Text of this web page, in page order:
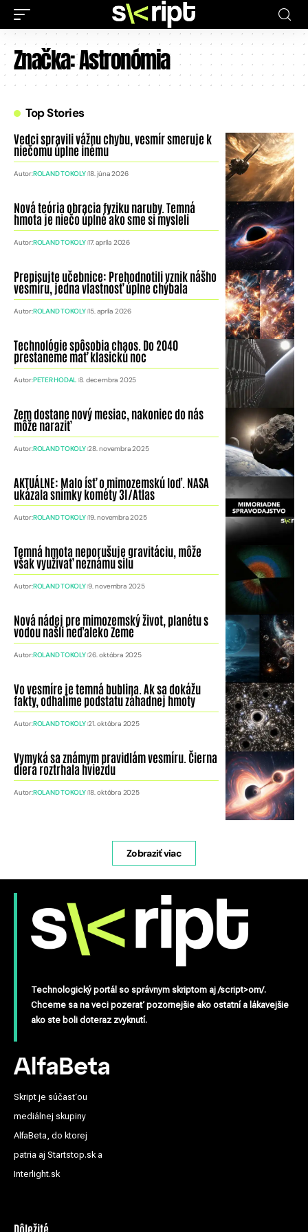
Značka:Astronómia
Top Stories
Vedci spravili vážnu chybu, vesmír smeruje k
niečomu úplne inému
Autor:ROLAND TOKOLY 18. júna 2026
Nová teória obracia fyziku naruby. Temná
hmota je niečo úplné ako sme si mysleli
Autor:ROLAND TOKOLY 17. apríla 2026
Prepisujte učebnice: Prehodnotili vznik nášho
vesmíru, jedna vlastnosť úplne chýbala
Autor:ROLAND TOKOLY 15. apríla 2026
Technológie spôsobia chaos. Do 2040
prestaneme mať klasickú noc
Autor:PETER HODAL 8. decembra 2025
Zem dostane nový mesiac, nakoniec do nás
môže naraziť
Autor:ROLAND TOKOLY 28. novembra 2025
AKTUÁLNE: Malo ísť o mimozemskú loď. NASA
ukázala snímky kométy 3I/Atlas
Autor:ROLAND TOKOLY 19. novembra 2025
Temná hmota neporušuje gravitáciu, môže
však využívať neznámu silu
Autor:ROLAND TOKOLY 9. novembra 2025
Nová nádej pre mimozemský život, planétu s
vodou našli neďaleko Zeme
Autor:ROLAND TOKOLY 26. októbra 2025
Vo vesmíre je temná bublina. Ak sa dokážu
fakty, odhalíme podstatu záhadnej hmoty
Autor:ROLAND TOKOLY 21. októbra 2025
Vymyká sa známym pravidlám vesmíru. Čierna
diera roztrhala hviezdu
Autor:ROLAND TOKOLY 18. októbra 2025
Zobraziť viac
Technologický portál so správnym skriptom aj /script>om/.
Chceme sa na veci pozerať pozornejšie ako ostatní a lákavejšie
ako ste boli doteraz zvyknutí.
Skript je súčasťou
mediálnej skupiny
AlfaBeta, do ktorej
patria aj Startstop.sk a
Interlight.sk
Dôležité